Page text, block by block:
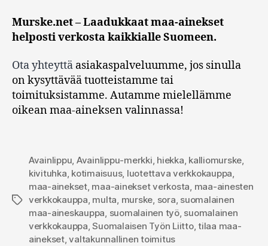
Murske.net – Laadukkaat maa-ainekset
helposti verkosta kaikkialle Suomeen.
Ota yhteyttä asiakaspalveluumme, jos sinulla
on kysyttävää tuotteistamme tai
toimituksistamme. Autamme mielellämme
oikean maa-aineksen valinnassa!
Avainsanat
Avainlippu, Avainlippu-merkki, hiekka, kalliomurske,
kivituhka, kotimaisuus, luotettava verkkokauppa,
maa-ainekset, maa-ainekset verkosta, maa-ainesten
verkkokauppa, multa, murske, sora, suomalainen
maa-aineskauppa, suomalainen työ, suomalainen
verkkokauppa,Suomalaisen Työn Liitto,tilaa maa-
ainekset,valtakunnallinen toimitus